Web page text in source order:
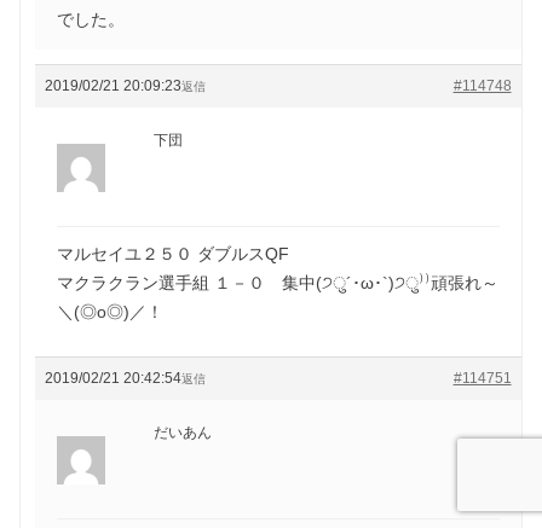
でした。
2019/02/21 20:09:23 #114748
返信
下団
マルセイユ２５０ ダブルスQF
マクラクラン選手組 １－０ 集中(੭ु´･ω･`)੭ु⁾⁾頑張れ～
＼(◎o◎)／！
2019/02/21 20:42:54 #114751
返信
だいあん